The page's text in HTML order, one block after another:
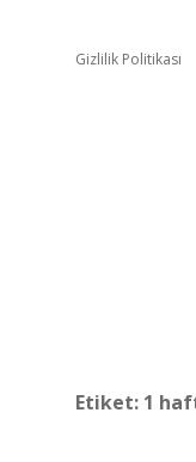
Gizlilik Politikası
Etiket: 1